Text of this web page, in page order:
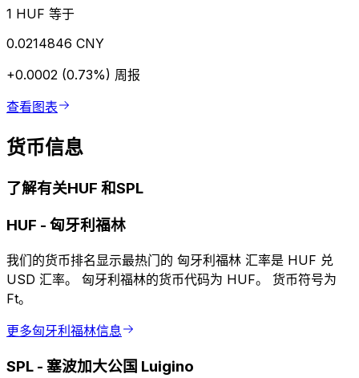
1 HUF 等于
0.0214846 CNY
+0.0002 (0.73%) 周报
查看图表
货币信息
了解有关HUF 和SPL
HUF - 匈牙利福林
我们的货币排名显示最热门的 匈牙利福林 汇率是 HUF 兑
USD 汇率。 匈牙利福林的货币代码为 HUF。 货币符号为
Ft。
更多匈牙利福林信息
SPL - 塞波加大公国 Luigino